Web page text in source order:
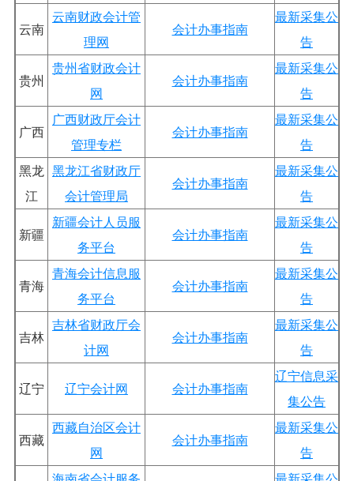
云南
云南财政会计管
理网
会计办事指南
最新采集公
告
贵州
贵州省财政会计
网
会计办事指南
最新采集公
告
广西
广西财政厅会计
管理专栏
会计办事指南
最新采集公
告
黑龙
江
黑龙江省财政厅
会计管理局
会计办事指南
最新采集公
告
新疆
新疆会计人员服
务平台
会计办事指南
最新采集公
告
青海
青海会计信息服
务平台
会计办事指南
最新采集公
告
吉林
吉林省财政厅会
计网
会计办事指南
最新采集公
告
辽宁 辽宁会计网 会计办事指南
辽宁信息采
集公告
西藏
西藏自治区会计
网
会计办事指南
最新采集公
告